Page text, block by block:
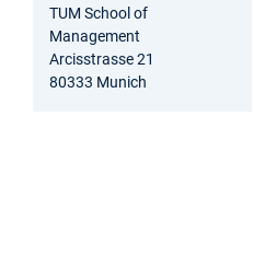
TUM School of
Management
Arcisstrasse 21
80333 Munich